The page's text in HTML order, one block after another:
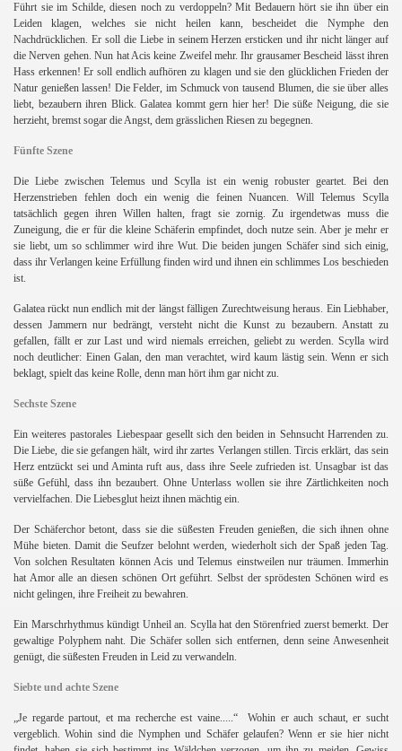
Führt sie im Schilde, diesen noch zu verdoppeln? Mit Bedauern hört sie ihn über ein
Leiden klagen, welches sie nicht heilen kann, bescheidet die Nymphe den
Nachdrücklichen. Er soll die Liebe in seinem Herzen ersticken und ihr nicht länger auf
die Nerven gehen. Nun hat Acis keine Zweifel mehr. Ihr grausamer Bescheid lässt ihren
Hass erkennen! Er soll endlich aufhören zu klagen und sie den glücklichen Frieden der
Natur genießen lassen! Die Felder, im Schmuck von tausend Blumen, die sie über alles
liebt, bezaubern ihren Blick. Galatea kommt gern hier her! Die süße Neigung, die sie
herzieht, bremst sogar die Angst, dem grässlichen Riesen zu begegnen.
Fünfte Szene
Die Liebe zwischen Telemus und Scylla ist ein wenig robuster geartet. Bei den
Herzenstrieben fehlen doch ein wenig die feinen Nuancen. Will Telemus Scylla
tatsächlich gegen ihren Willen halten, fragt sie zornig. Zu irgendetwas muss die
Zuneigung, die er für die kleine Schäferin empfindet, doch nutze sein. Aber je mehr er
sie liebt, um so schlimmer wird ihre Wut. Die beiden jungen Schäfer sind sich einig,
dass ihr Verlangen keine Erfüllung finden wird und ihnen ein schlimmes Los beschieden
ist.
Galatea rückt nun endlich mit der längst fälligen Zurechtweisung heraus. Ein Liebhaber,
dessen Jammern nur bedrängt, versteht nicht die Kunst zu bezaubern. Anstatt zu
gefallen, fällt er zur Last und wird niemals erreichen, geliebt zu werden. Scylla wird
noch deutlicher: Einen Galan, den man verachtet, wird kaum lästig sein. Wenn er sich
beklagt, spielt das keine Rolle, denn man hört ihm gar nicht zu.
Sechste Szene
Ein weiteres pastorales Liebespaar gesellt sich den beiden in Sehnsucht Harrenden zu.
Die Liebe, die sie gefangen hält, wird ihr zartes Verlangen stillen. Tircis erklärt, das sein
Herz entzückt sei und Aminta ruft aus, dass ihre Seele zufrieden ist. Unsagbar ist das
süße Gefühl, dass ihn bezaubert. Ohne Unterlass wollen sie ihre Zärtlichkeiten noch
vervielfachen. Die Liebesglut heizt ihnen mächtig ein.
Der Schäferchor betont, dass sie die süßesten Freuden genießen, die sich ihnen ohne
Mühe bieten. Damit die Seufzer belohnt werden, wiederholt sich der Spaß jeden Tag.
Von solchen Resultaten können Acis und Telemus einstweilen nur träumen. Immerhin
hat Amor alle an diesen schönen Ort geführt. Selbst der sprödesten Schönen wird es
nicht gelingen, ihre Freiheit zu bewahren.
Ein Marschrhythmus kündigt Unheil an. Scylla hat den Störenfried zuerst bemerkt. Der
gewaltige Polyphem naht. Die Schäfer sollen sich entfernen, denn seine Anwesenheit
genügt, die süßesten Freuden in Leid zu verwandeln.
Siebte und achte Szene
„Je regarde partout, et ma recherche est vaine.....“Wohin er auch schaut, er sucht
vergeblich. Wohin sind die Nymphen und Schäfer gelaufen? Wenn er sie hier nicht